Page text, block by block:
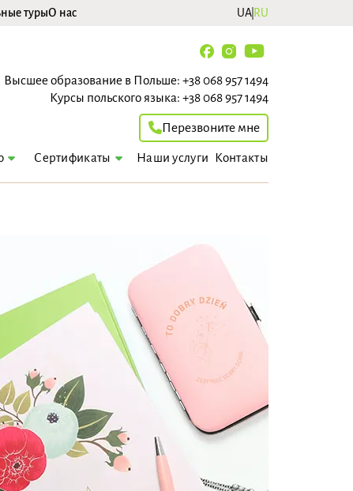
турыО нас UA RU
Высшее образование в Польше: +38 068 957 1494
Курсы польского языка: +38 068 957 1494
Перезвоните мне
Сертификаты Наши услуги Контакты